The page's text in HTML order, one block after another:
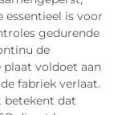
essentieel is voor
gedurende
de
plaat voldoet aan
fabriek verlaat.
betekent dat